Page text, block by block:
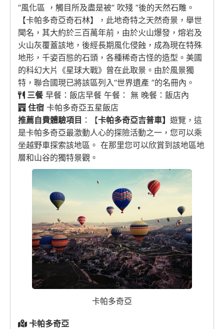
“風化區 ，觸目所及盡是被“ 吹殘 ”後的天然石雕。
【卡帕多奇亞奇石林】，此地奇特之天然奇景，舉世
聞名，其大約於三百萬年前，由於火山爆發，熔岩及
火山灰覆蓋該地，後經長期風化侵蝕，成為現在特殊
地形，千姿百態的石頭，各種稀奇古怪的造型。美國
的科幻大片《星球大戰》曾在此取景。由於風景獨
特，聯合國現已將該區列入“世界遺產 ”的名冊內。
三餐早餐：飯店早餐 午餐： 無 晚餐：飯店內
住宿 卡帕多奇亞五星飯店
推薦自費體驗項目 ：【卡帕多奇亞吉普車】 遊覽，這
是卡帕多奇亞最激動人心的探險活動之一，您可以乘
坐越野車探索該地區。 在那里您可以欣賞到該地區地
層和山谷的獨特景觀。
卡帕多奇亞
卡帕多奇亞